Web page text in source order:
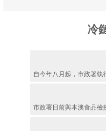
冷
自今年八月起，市政署執
市政署日前與本澳食品檢